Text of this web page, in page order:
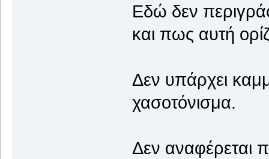
Εδώ δεν
και πως αυτή
Δεν υπάρχει
χασοτόνισμα.
Δεν αναφέρεται